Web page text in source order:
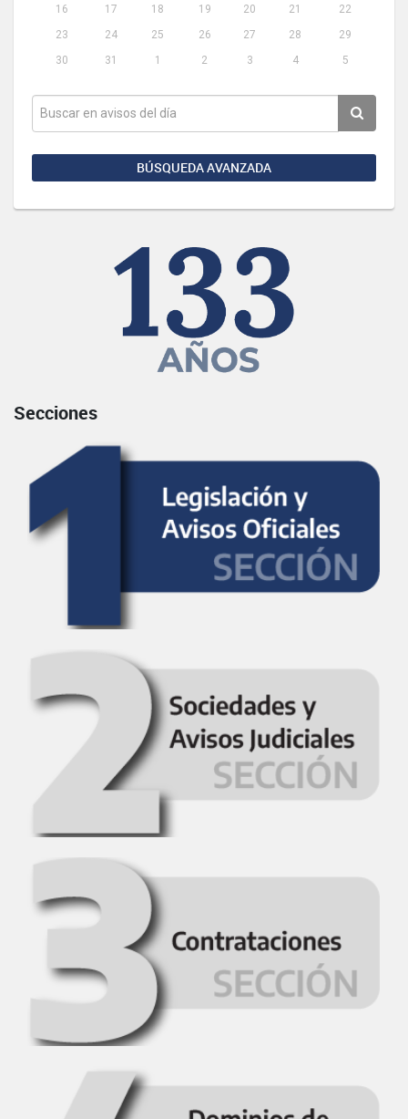
16
17 18 19 20 21
22
23
24 25 26 27 28
29
30
31 1 2 3 4 5
BÚSQUEDA AVANZADA
Secciones